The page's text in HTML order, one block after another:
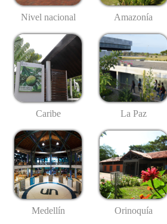
Nivel nacional Amazonía
Caribe La Paz
Medellín Orinoquía